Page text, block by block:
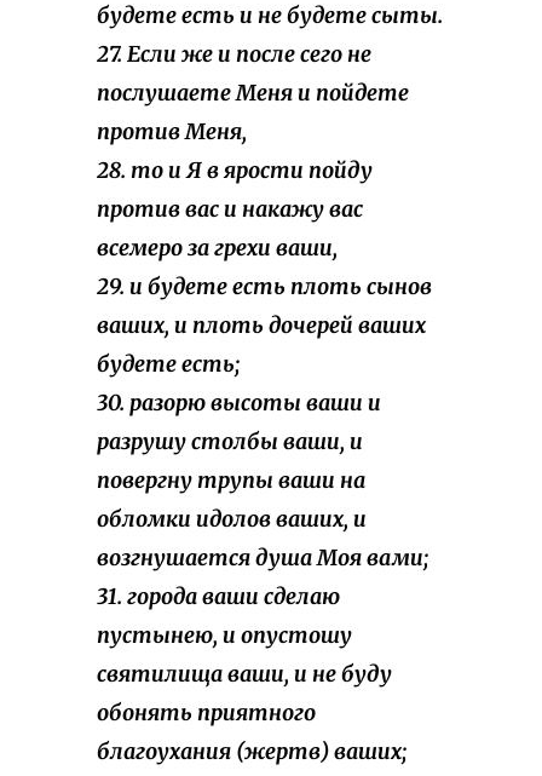
будете есть и не будете сыты.
27. Если же и после сего не
послушаете Меня и пойдете
против Меня,
28. то и Я в ярости пойду
против вас и накажу вас
всемеро за грехи ваши,
29. и будете есть плоть сынов
ваших, и плоть дочерей ваших
будете есть;
30. разорю высоты ваши и
разрушу столбы ваши, и
повергну трупы ваши на
обломки идолов ваших, и
возгнушается душа Моя вами;
31. города ваши сделаю
пустынею, и опустошу
святилища ваши, и не буду
обонять приятного
благоухания (жертв) ваших;